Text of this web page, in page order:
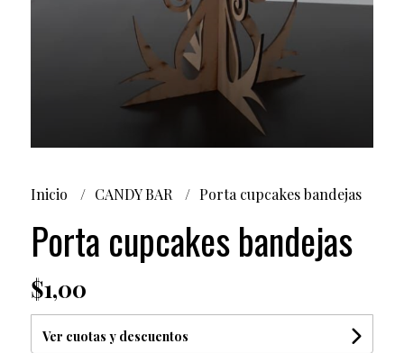
Inicio CANDY BAR Porta cupcakes bandejas
Porta cupcakes bandejas
$1,00
Ver cuotas y descuentos